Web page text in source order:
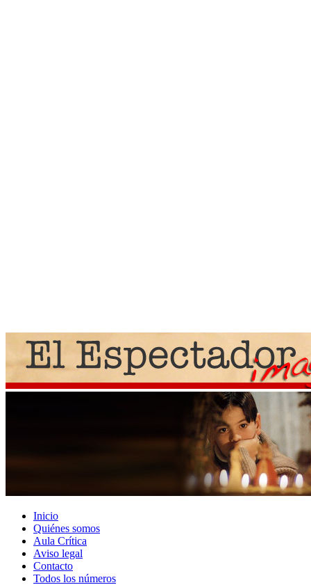
Inicio
Quiénes somos
Aula Crítica
Aviso legal
Contacto
Todos los números